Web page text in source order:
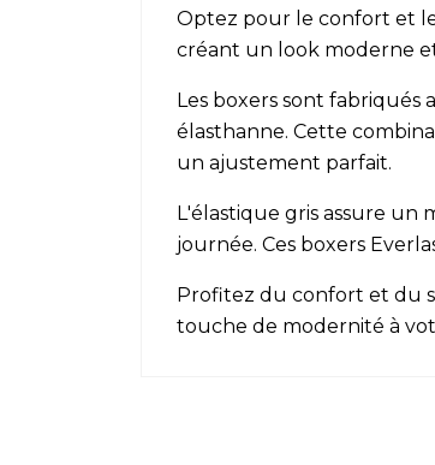
Optez pour le confort et
créant un look moderne
Les boxers sont fabriqués
élasthanne. Cette
un ajustement parfait.
L'élastique gris assure
journée. Ces boxers
Profitez du confort et du
touche de modernité à